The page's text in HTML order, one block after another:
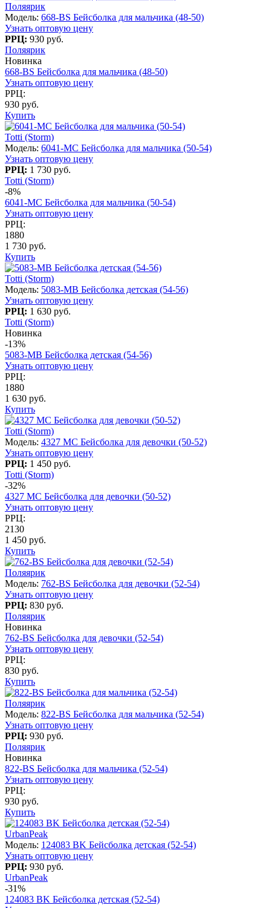
Поляярик
Модель: 668-BS Бейсболка для мальчика (48-50)
Узнать оптовую цену
РРЦ: 930 руб.
Поляярик
Новинка
668-BS Бейсболка для мальчика (48-50)
Узнать оптовую цену
РРЦ:
930 руб.
Купить
Totti (Storm)
Модель: 6041-MC Бейсболка для мальчика (50-54)
Узнать оптовую цену
РРЦ: 1 730 руб.
Totti (Storm)
-8%
6041-MC Бейсболка для мальчика (50-54)
Узнать оптовую цену
РРЦ:
1880
1 730 руб.
Купить
Totti (Storm)
Модель: 5083-МB Бейсболка детская (54-56)
Узнать оптовую цену
РРЦ: 1 630 руб.
Totti (Storm)
Новинка
-13%
5083-МB Бейсболка детская (54-56)
Узнать оптовую цену
РРЦ:
1880
1 630 руб.
Купить
Totti (Storm)
Модель: 4327 МС Бейсболка для девочки (50-52)
Узнать оптовую цену
РРЦ: 1 450 руб.
Totti (Storm)
-32%
4327 МС Бейсболка для девочки (50-52)
Узнать оптовую цену
РРЦ:
2130
1 450 руб.
Купить
Поляярик
Модель: 762-BS Бейсболка для девочки (52-54)
Узнать оптовую цену
РРЦ: 830 руб.
Поляярик
Новинка
762-BS Бейсболка для девочки (52-54)
Узнать оптовую цену
РРЦ:
830 руб.
Купить
Поляярик
Модель: 822-BS Бейсболка для мальчика (52-54)
Узнать оптовую цену
РРЦ: 930 руб.
Поляярик
Новинка
822-BS Бейсболка для мальчика (52-54)
Узнать оптовую цену
РРЦ:
930 руб.
Купить
UrbanPeak
Модель: 124083 BK Бейсболка детская (52-54)
Узнать оптовую цену
РРЦ: 930 руб.
UrbanPeak
-31%
124083 BK Бейсболка детская (52-54)